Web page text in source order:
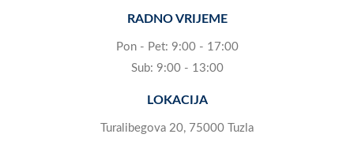
RADNO VRIJEME
Pon - Pet: 9:00 - 17:00
Sub: 9:00 - 13:00
LOKACIJA
Turalibegova 20, 75000 Tuzla